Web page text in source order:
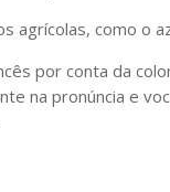
agrícolas, como o
por conta da
na pronúncia e